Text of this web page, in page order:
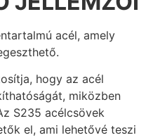
acél, amely
hogy az acél
miközben
S235 acélcsövek
el, ami lehetővé teszi